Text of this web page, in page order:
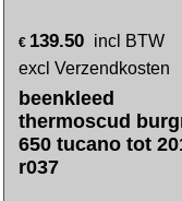
€ 139.50 incl BTW
excl Verzendkosten
beenkleed
thermoscud
650 tucano tot
r037